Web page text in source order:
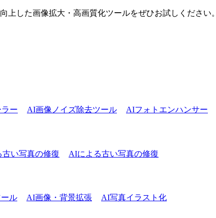
上した画像拡大・高画質化ツールをぜひお試しください。
ー AI画像ノイズ除去ツール AIフォトエンハンサー
古い写真の修復 AIによる古い写真の修復
ル AI画像・背景拡張
AI写真イラスト化